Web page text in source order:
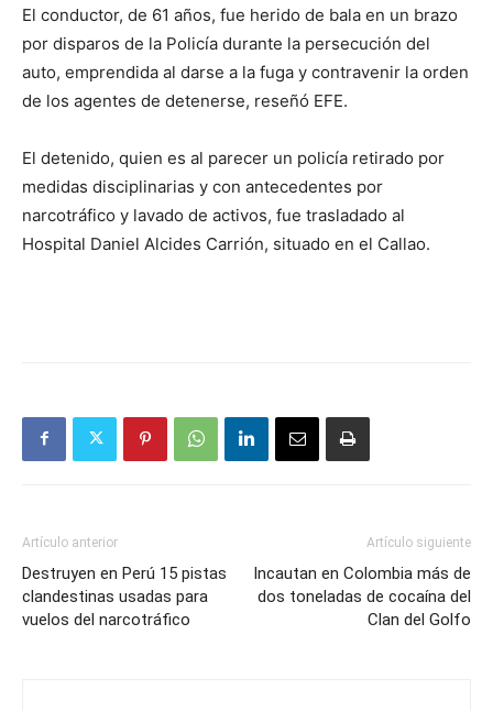
El conductor, de 61 años, fue herido de bala en un brazo
por disparos de la Policía durante la persecución del
auto, emprendida al darse a la fuga y contravenir la orden
de los agentes de detenerse, reseñó EFE.
El detenido, quien es al parecer un policía retirado por
medidas disciplinarias y con antecedentes por
narcotráfico y lavado de activos, fue trasladado al
Hospital Daniel Alcides Carrión, situado en el Callao.
Artículo anterior
Destruyen en Perú 15 pistas
clandestinas usadas para
vuelos del narcotráfico
Artículo siguiente
Incautan en Colombia más de
dos toneladas de cocaína del
Clan del Golfo